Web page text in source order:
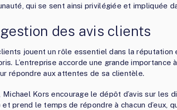
qui se sent ainsi privilégiée et impliquée
des avis clients
jouent un rôle essentiel dans la réputation
L’entreprise accorde une grande importance
répondre aux attentes de sa clientèle.
Michael Kors encourage le dépôt d’avis sur
et prend le temps de répondre à chacun d’eux,